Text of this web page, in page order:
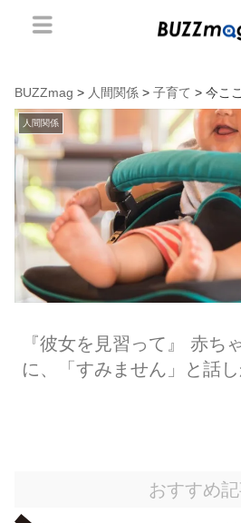
BUZZmag > 人間関係 > 子育て > 今ここ
人間関係
『彼女を見習って』 赤ち
に、「すみません」と話
おすすめ